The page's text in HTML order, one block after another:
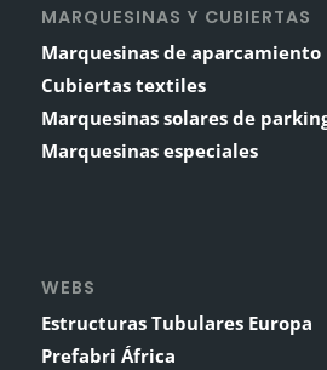
MARQUESINAS Y CUBIERTAS
Marquesinas de aparcamiento
Cubiertas textiles
Marquesinas solares de
Marquesinas especiales
WEBS
Estructuras Tubulares Europa
Prefabri África